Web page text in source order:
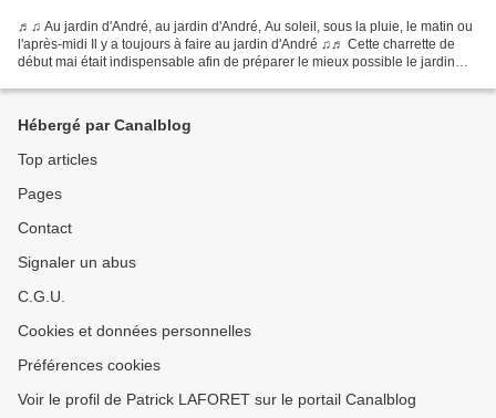
♬♫ Au jardin d'André, au jardin d'André, Au soleil, sous la pluie, le matin ou
l'après-midi Il y a toujours à faire au jardin d'André ♫♬ Cette charrette de
début mai était indispensable afin de préparer le mieux possible le jardin
Hébergé par Canalblog
Top articles
Pages
Contact
Signaler un abus
C.G.U.
Cookies et données personnelles
Préférences cookies
Voir le profil de Patrick LAFORET sur le portail Canalblog